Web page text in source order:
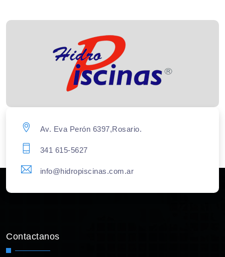
Av. Eva Perón 6397,Rosario.
341 615-5627
info@hidropiscinas.com.ar
Contactanos